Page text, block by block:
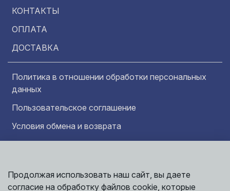
КОНТАКТЫ
ОПЛАТА
ДОСТАВКА
Политика в отношении обработки персональных
данных
Пользовательское соглашение
Условия обмена и возврата
Информация представленная на сайте
носит исключительно ознакомительный
Продолжая использовать наш сайт, вы даете
согласие на обработку файлов cookie, которые
обработки